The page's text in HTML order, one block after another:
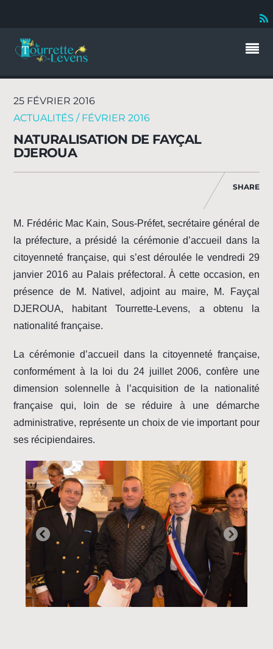
25 FÉVRIER 2016
ACTUALITÉS / FÉVRIER 2016
NATURALISATION DE FAYÇAL
DJEROUA
SHARE
M. Frédéric Mac Kain, Sous-Préfet, secrétaire général de
la préfecture, a présidé la cérémonie d’accueil dans la
citoyenneté française, qui s’est déroulée le vendredi 29
janvier 2016 au Palais préfectoral. À cette occasion, en
présence de M. Nativel, adjoint au maire, M. Fayçal
DJEROUA, habitant Tourrette-Levens, a obtenu la
nationalité française.
La cérémonie d’accueil dans la citoyenneté française,
conformément à la loi du 24 juillet 2006, confère une
dimension solennelle à l’acquisition de la nationalité
française qui, loin de se réduire à une démarche
administrative, représente un choix de vie important pour
ses récipiendaires.